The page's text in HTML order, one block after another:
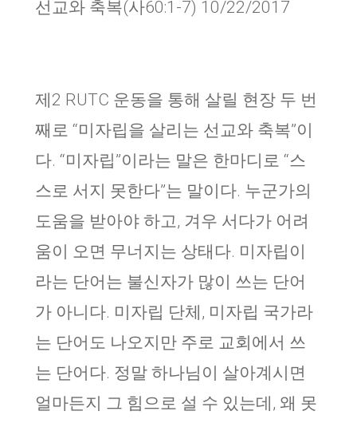
선교와 축복(사60:1-7) 10/22/2017
제2 RUTC 운동을 통해 살릴 현장 두 번
째로 “미자립을 살리는 선교와 축복”이
다. “미자립”이라는 말은 한마디로 “스
스로 서지 못한다”는 말이다. 누군가의
도움을 받아야 하고, 겨우 서다가 어려
움이 오면 무너지는 상태다. 미자립이
라는 단어는 불신자가 많이 쓰는 단어
가 아니다. 미자립 단체, 미자립 국가라
는 단어도 나오지만 주로 교회에서 쓰
는 단어다. 정말 하나님이 살아계시면
얼마든지 그 힘으로 설 수 있는데, 왜 못